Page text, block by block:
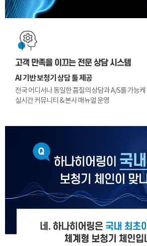
고객 만족을 이끄는 전문 상담 시스템
AI 기반 보청기 상담 툴 제공
전국 어디서나 동일한 품질의 상담과 A/S를 가능케
실시간 커뮤니티 & 본사 매뉴얼 운영